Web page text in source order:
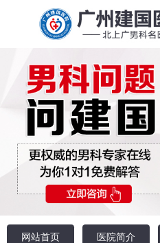
网站首页 医院简介